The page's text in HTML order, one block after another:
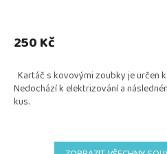
produktu
je
5
hvězdiček.
250 Kč
Kartáč s kovovými zoubky je určen
Nedochází k elektrizování a
kus.